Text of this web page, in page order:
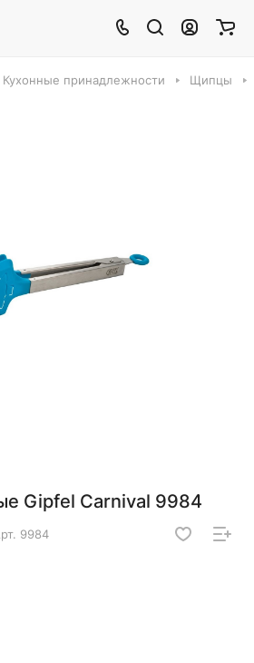
Кухонные принадлежности Щипцы
Gipfel Carnival 9984
9984